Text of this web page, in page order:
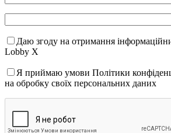
Даю згоду на отримання
Lobby X
Я приймаю умови Політики
на обробку своїх персональних даних